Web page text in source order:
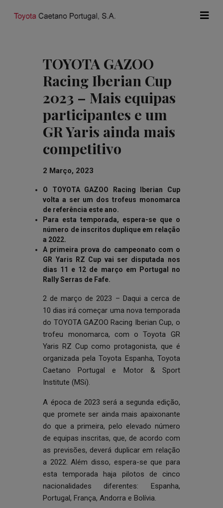
TOYOTA GAZOO
Racing Iberian Cup
2023 – Mais equipas
participantes e um
GR Yaris ainda mais
competitivo
2 Março, 2023
O TOYOTA GAZOO Racing Iberian Cup
volta a ser um dos trofeus monomarca
de referência este ano.
Para esta temporada, espera-se que o
número de inscritos duplique em relação
a 2022.
A primeira prova do campeonato com o
GR Yaris RZ Cup vai ser disputada nos
dias 11 e 12 de março em Portugal no
Rally Serras de Fafe.
2 de março de 2023 – Daqui a cerca de
10 dias irá começar uma nova temporada
do TOYOTA GAZOO Racing Iberian Cup, o
trofeu monomarca, com o Toyota GR
Yaris RZ Cup como protagonista, que é
organizada pela Toyota Espanha, Toyota
Caetano Portugal e Motor & Sport
Institute (MSi).
A época de 2023 será a segunda edição,
que promete ser ainda mais apaixonante
do que a primeira, pelo elevado número
de equipas inscritas, que, de acordo com
as previsões, deverá duplicar em relação
a 2022. Além disso, espera-se que para
esta temporada haja pilotos de cinco
nacionalidades diferentes: Espanha,
Portugal, França, Andorra e Bolívia.